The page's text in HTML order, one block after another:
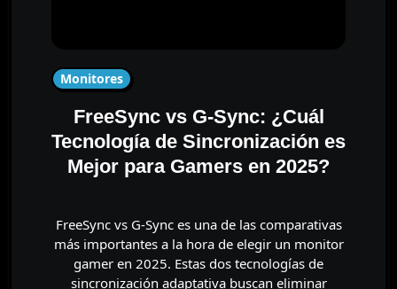
Monitores
FreeSync vs G-Sync: ¿Cuál
Tecnología de Sincronización es
Mejor para Gamers en 2025?
FreeSync vs G-Sync es una de las comparativas
más importantes a la hora de elegir un monitor
gamer en 2025. Estas dos tecnologías de
sincronización adaptativa buscan eliminar